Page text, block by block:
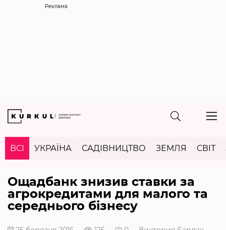
Реклама
ВСІ УКРАЇНА САДІВНИЦТВО ЗЕМЛЯ СВІТ
Ощадбанк знизив ставки за
агрокредитами для малого та
середнього бізнесу